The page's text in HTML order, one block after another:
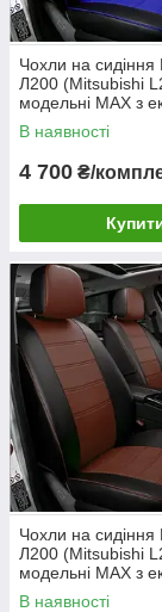
Чохли на сидіння
Л200 (Mitsubishi
модельні MAX з
Чорно-синій
В наявності
4 700 ₴/
Чохли на сидіння
Л200 (Mitsubishi
модельні MAX з
Чорно-коричневий
В наявності